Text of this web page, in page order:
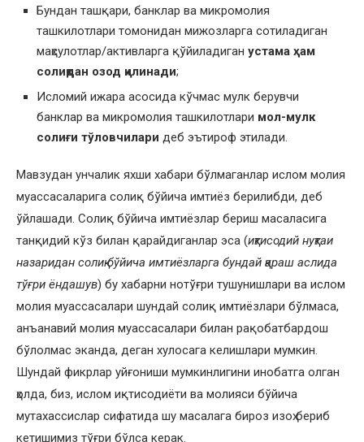
Бундан ташқари, банклар ва микромолия
ташкилотлари томонидан мижозларга сотиладиган
маҳсулотлар/активларга қўйиладиган устама ҳам
солиқдан озод қилинади;
Исломий ижара асосида кўчмас мулк берувчи
банклар ва микромолия ташкилотлари мол-мулк
солиғи тўловчилари деб эътироф этилади.
Мавзудан унчалик яхши хабари бўлмаганлар ислом молия
муассасаларига солиқ бўйича имтиёз берилибди, деб
ўйлашади. Солиқ бўйича имтиёзлар бериш масаласига
танқидий кўз билан қарайдиганлар эса (иқтисодий нуқтаи
назаридан солиқ бўйича имтиёзларга бундай қараш аслида
тўғри ёндашув) бу хабарни нотўғри тушунишлари ва ислом
молия муассасалари шундай солиқ имтиёзлари бўлмаса,
анъанавий молия муассасалари билан рақобатбардош
бўлолмас эканда, деган хулосага келишлари мумкин.
Шундай фикрлар уйғониши мумкинлигини инобатга олган
ҳолда, биз, ислом иқтисодиёти ва молияси бўйича
мутахассислар сифатида шу масалага бироз изоҳ бериб
кетишимиз тўғри бўлса керак.